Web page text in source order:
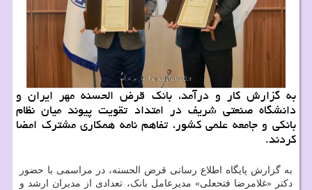
به گزارش کار و درآمد، بانک قرض الحسنه مهر ایران و
دانشگاه صنعتی شریف در امتداد تقویت پیوند میان نظام
بانکی و جامعه علمی کشور، تفاهم نامه همکاری مشترک امضا
کردند.
به گزارش پایگاه اطلاع رسانی قرض الحسنه، در مراسمی با حضور
دکتر «غلامرضا فتحعلی» مدیرعامل بانک، تعدادی از مدیران ارشد و